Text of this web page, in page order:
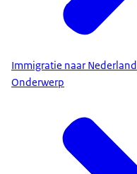
Immigratie naar Nederland
Onderwerp